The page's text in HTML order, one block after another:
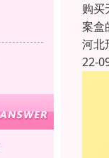
购买
案盒
河北
22-